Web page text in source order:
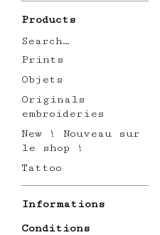
Products
Search…
Prints
Objets
Originals
embroideries
New ! Nouveau sur
le shop !
Tattoo
Informations
Conditions